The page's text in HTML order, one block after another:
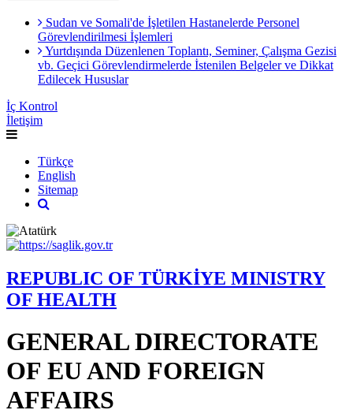
Sudan ve Somali'de İşletilen Hastanelerde Personel
Görevlendirilmesi İşlemleri
Yurtdışında Düzenlenen Toplantı, Seminer, Çalışma Gezisi
vb. Geçici Görevlendirmelerde İstenilen Belgeler ve Dikkat
Edilecek Hususlar
İç Kontrol
İletişim
Türkçe
English
Sitemap
REPUBLIC OF TÜRKİYE MINISTRY
OF HEALTH
GENERAL DIRECTORATE
OF EU AND FOREIGN
AFFAIRS